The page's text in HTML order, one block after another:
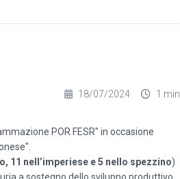
18/07/2024 1 min
POR FESR" in occasione
11 nell’imperiese e 5 nello spezzino)